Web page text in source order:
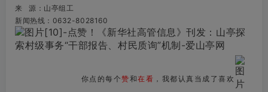
来 源：山亭组工
新闻热线：0632-8028160
你点的每个赞和在看 ，我都认真当成了喜欢